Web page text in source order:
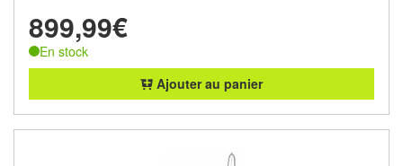
899,99€
En stock
Ajouter au panier